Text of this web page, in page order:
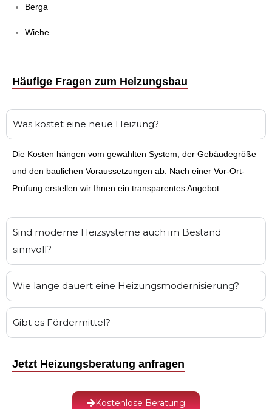
Berga
Wiehe
Häufige Fragen zum Heizungsbau
Was kostet eine neue Heizung?
Die Kosten hängen vom gewählten System, der Gebäudegröße
und den baulichen Voraussetzungen ab. Nach einer Vor-Ort-
Prüfung erstellen wir Ihnen ein transparentes Angebot.
Sind moderne Heizsysteme auch im Bestand
sinnvoll?
Wie lange dauert eine Heizungsmodernisierung?
Gibt es Fördermittel?
Jetzt Heizungsberatung anfragen
Kostenlose Beratung